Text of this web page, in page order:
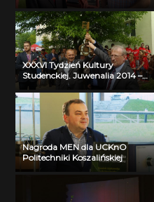
XXXVI Tydzień Kultury
Studenckiej. Juwenalia 2014 –
inauguracja
Nagroda MEN dla UCKnO
Politechniki Koszalińskiej